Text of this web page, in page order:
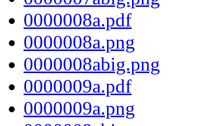
0000008a.pdf
0000008a.png
0000008abig.png
0000009a.pdf
0000009a.png